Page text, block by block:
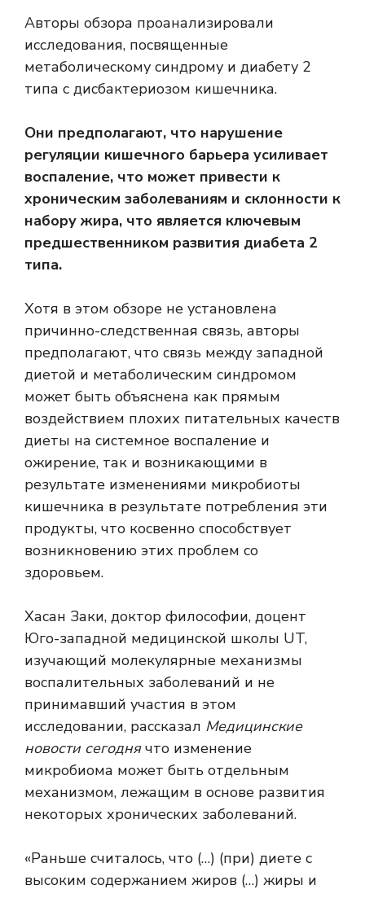
Авторы обзора проанализировали
исследования, посвященные
метаболическому синдрому и диабету 2
типа с дисбактериозом кишечника.
Они предполагают, что нарушение
регуляции кишечного барьера усиливает
воспаление, что может привести к
хроническим заболеваниям и склонности к
набору жира, что является ключевым
предшественником развития диабета 2
типа.
Хотя в этом обзоре не установлена ​​
причинно-следственная связь, авторы
предполагают, что связь между западной
диетой и метаболическим синдромом
может быть объяснена как прямым
воздействием плохих питательных качеств
диеты на системное воспаление и
ожирение, так и возникающими в
результате изменениями микробиоты
кишечника в результате потребления эти
продукты, что косвенно способствует
возникновению этих проблем со
здоровьем.
Хасан Заки, доктор философии, доцент
Юго-западной медицинской школы UT,
изучающий молекулярные механизмы
воспалительных заболеваний и не
принимавший участия в этом
исследовании, рассказал Медицинские
новости сегоднячто изменение
микробиома может быть отдельным
механизмом, лежащим в основе развития
некоторых хронических заболеваний.
«Раньше считалось, что (…) (при) диете с
высоким содержанием жиров (…) жиры и